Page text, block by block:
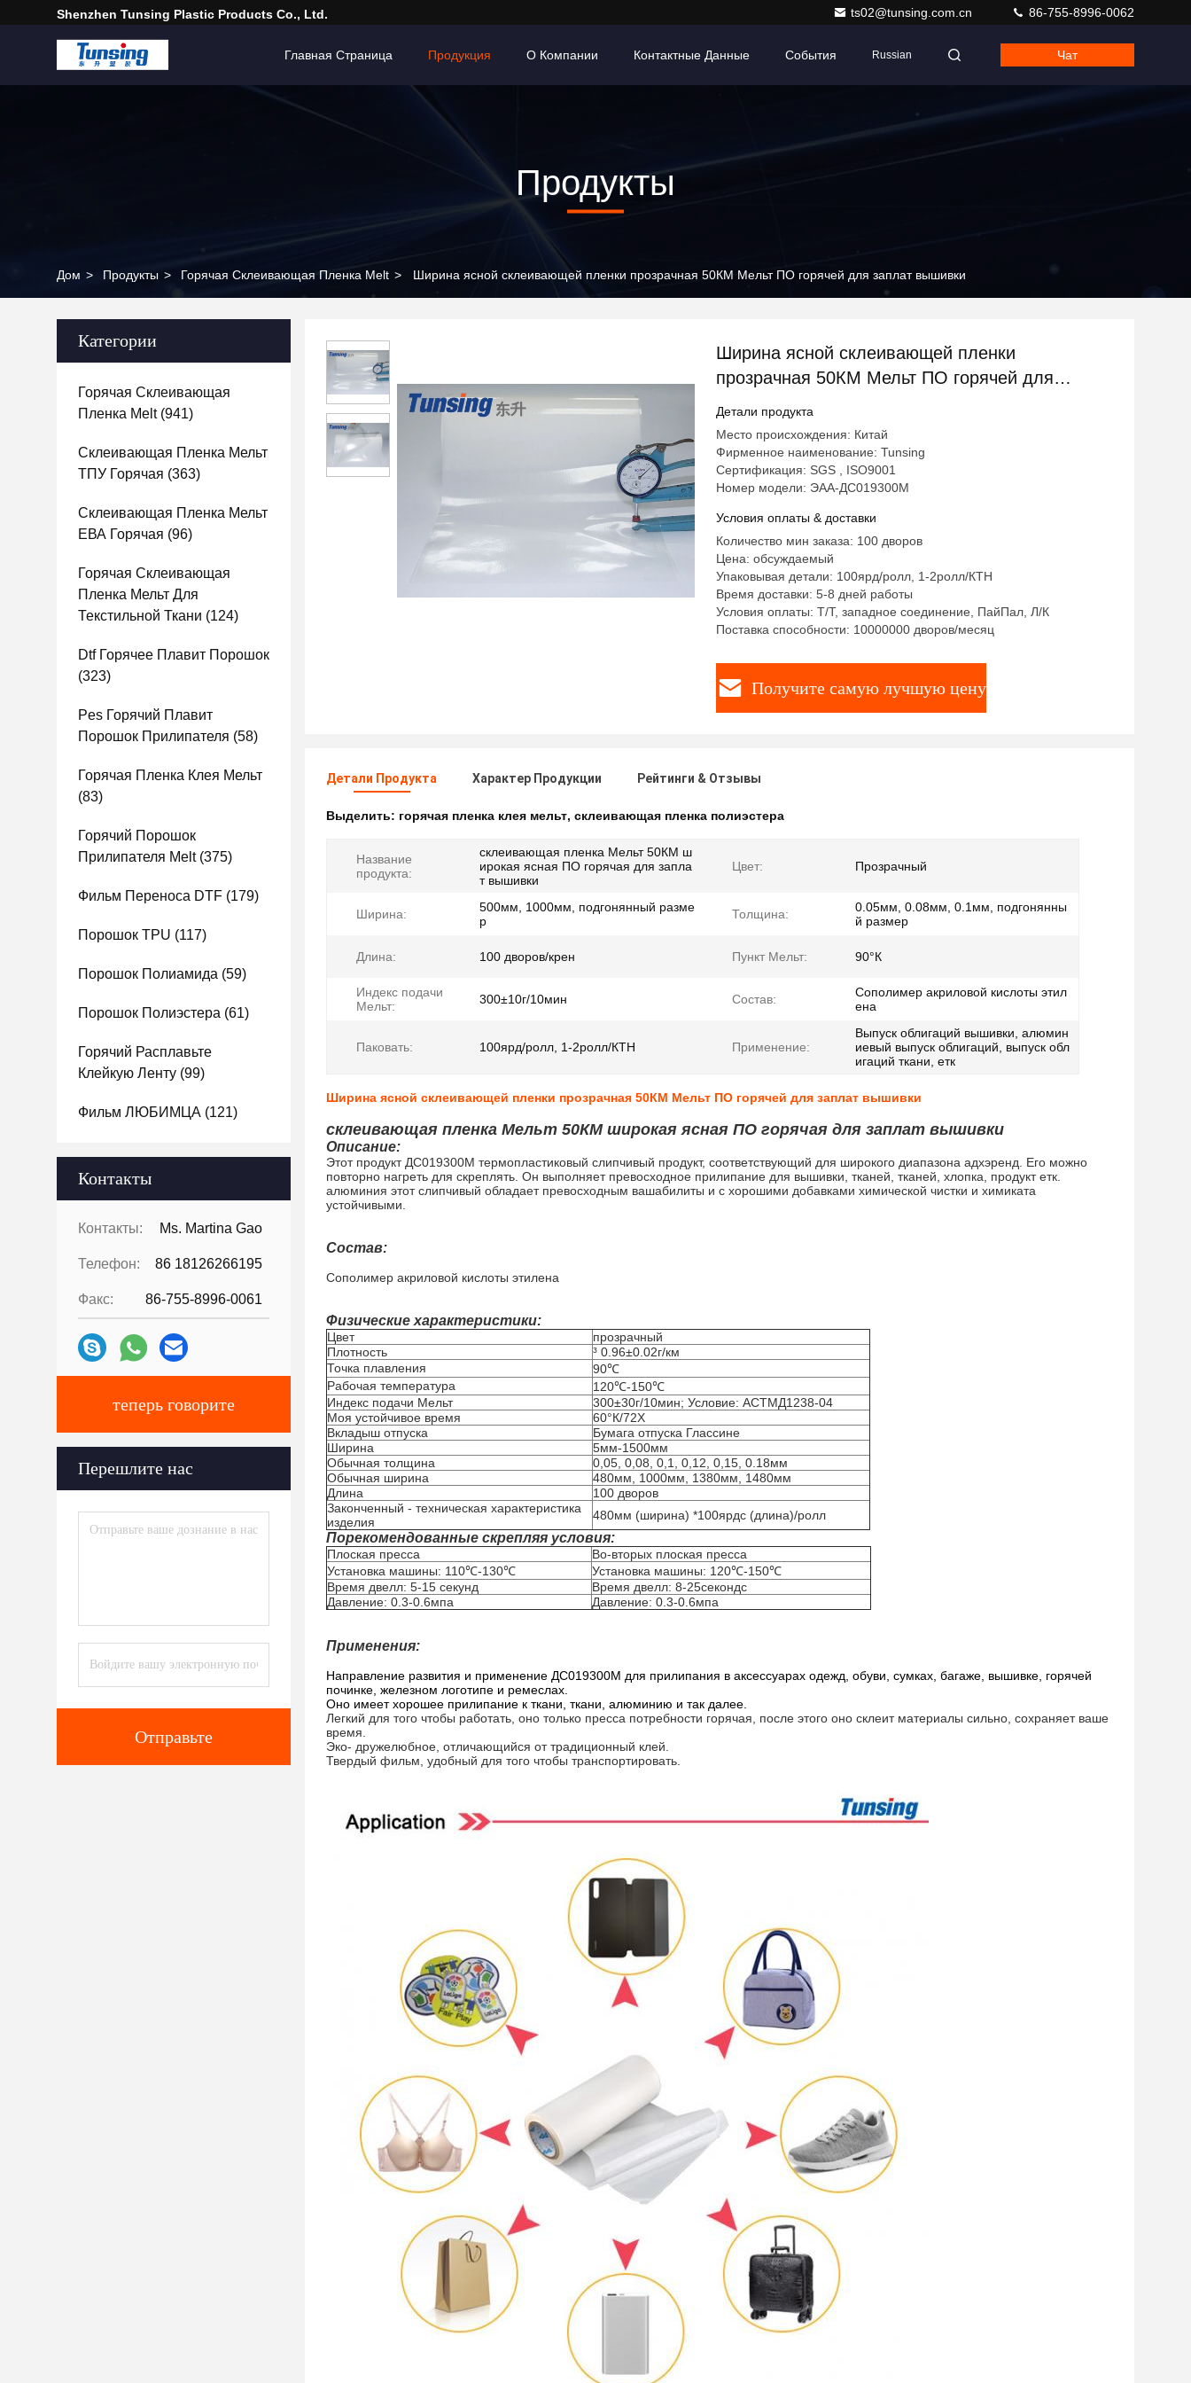
Shenzhen Tunsing Plastic Products Co., Ltd. ts02@tunsing.com.cn 86-755-8996-0062
Главная Страница Продукция О Компании Контактные Данные События Russian Чат
Продукты
Дом > Продукты > Горячая Склеивающая Пленка Melt > Ширина ясной склеивающей пленки прозрачная 50КМ Мельт ПО горячей для заплат вышивки
Категории
Горячая Склеивающая
Пленка Melt(941)
Склеивающая Пленка Мельт
ТПУ Горячая (363)
Склеивающая Пленка Мельт
ЕВА Горячая (96)
Горячая Склеивающая
Пленка Мельт Для
Текстильной Ткани (124)
Dtf Горячее Плавит Порошок
(323)
Pes Горячий Плавит
Порошок Прилипателя (58)
Горячая Пленка Клея Мельт
(83)
Горячий Порошок
Прилипателя Melt(375)
Фильм Переноса DTF (179)
Порошок TPU (117)
Порошок Полиамида (59)
Порошок Полиэстера (61)
Горячий Расплавьте
Клейкую Ленту (99)
Фильм ЛЮБИМЦА (121)
Контакты
Контакты: Ms. Martina Gao
Телефон: 86 18126266195
Факс: 86-755-8996-0061
теперь говорите
Перешлите нас
Отправьте
Ширина ясной склеивающей пленки
прозрачная 50КМ Мельт ПО горячей для
заплат вышивки
Детали продукта
Место происхождения: Китай
Фирменное наименование: Tunsing
Сертификация: SGS , ISO9001
Номер модели: ЭАА-ДС019300М
Условия оплаты & доставки
Количество мин заказа: 100 дворов
Цена: обсуждаемый
Упаковывая детали: 100ярд/ролл, 1-2ролл/КТН
Время доставки: 5-8 дней работы
Условия оплаты: Т/Т, западное соединение, ПайПал, Л/К
Поставка способности: 10000000 дворов/месяц
Получите самую лучшую цену
Детали Продукта Характер Продукции Рейтинги & Отзывы
Выделить: горячая пленка клея мельт, склеивающая пленка полиэстера
Название
продукта:
склеивающая пленка Мельт 50КМ ш
ирокая ясная ПО горячая для запла
т вышивки
Цвет: Прозрачный
Ширина:
500мм, 1000мм, подгонянный разме
р
Толщина:
0.05мм, 0.08мм, 0.1мм, подгонянны
й размер
Длина: 100 дворов/крен Пункт Мельт: 90°К
Индекс подачи
Мельт:
300±10г/10мин Состав:
Сополимер акриловой кислоты этил
ена
Паковать: 100ярд/ролл, 1-2ролл/КТН Применение:
Выпуск облигаций вышивки, алюмин
иевый выпуск облигаций, выпуск обл
игаций ткани, етк
Ширина ясной склеивающей пленки прозрачная 50КМ Мельт ПО горячей для заплат вышивки
склеивающая пленка Мельт 50КМ широкая ясная ПО горячая для заплат вышивки
Описание:
Этот продукт ДС019300М термопластиковый слипчивый продукт, соответствующий для широкого диапазона адхэренд. Его можно
повторно нагреть для скреплять. Он выполняет превосходное прилипание для вышивки, тканей, тканей, хлопка, продукт етк.
алюминия этот слипчивый обладает превосходным вашабилиты и с хорошими добавками химической чистки и химиката
устойчивыми.
Состав:
Сополимер акриловой кислоты этилена
Физические характеристики:
Цвет
прозрачный
Плотность
³ 0.96±0.02г/км
Точка плавления
90℃
Рабочая температура
120℃-150℃
Индекс подачи Мельт
300±30г/10мин; Условие: АСТМД1238-04
Моя устойчивое время
60°К/72Х
Вкладыш отпуска
Бумага отпуска Глассине
Ширина
5мм-1500мм
Обычная толщина
0,05, 0,08, 0,1, 0,12, 0,15, 0.18мм
Обычная ширина
480мм, 1000мм, 1380мм, 1480мм
Длина
100 дворов
Законченный - техническая характеристика
изделия
480мм (ширина) *100ярдс (длина)/ролл
Порекомендованные скрепляя условия:
Плоская пресса
Во-вторых плоская пресса
Установка машины: 110℃-130℃
Установка машины: 120℃-150℃
Время двелл: 5-15 секунд
Время двелл: 8-25секондс
Давление: 0.3-0.6мпа
Давление: 0.3-0.6мпа
Применения:
Направление развития и применение ДС019300М для прилипания в аксессуарах одежд, обуви, сумках, багаже, вышивке, горячей
починке, железном логотипе и ремеслах.
Оно имеет хорошее прилипание к ткани, ткани, алюминию и так далее.
Легкий для того чтобы работать, оно только пресса потребности горячая, после этого оно склеит материалы сильно, сохраняет ваше
время.
Эко- дружелюбное, отличающийся от традиционный клей.
Твердый фильм, удобный для того чтобы транспортировать.